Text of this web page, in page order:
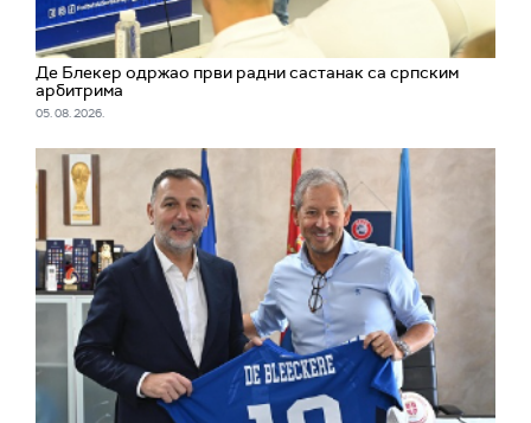
Де Блекер одржао први радни састанак са српским
арбитрима
05. 08. 2026.